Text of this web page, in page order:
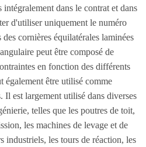
dans le contrat et dans
d'utiliser uniquement le numéro
cornières équilatérales laminées
peut être composé de
en fonction des différents
également être utilisé comme
Il est largement utilisé dans diverses
telles que les poutres de toit,
les machines de levage et de
industriels, les tours de réaction, les